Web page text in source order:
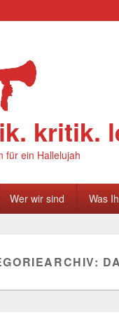
kritik.
für ein Hallelujah
Wer wir sind Was